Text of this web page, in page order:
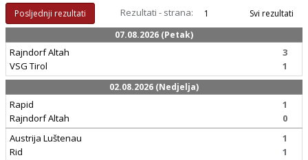
Posljednji rezultati Rezultati - strana: 1
Svi rezultati
07.08.2026 (Petak)
Rajndorf Altah
VSG Tirol
3
1
02.08.2026 (Nedjelja)
Rapid
Rajndorf Altah
1
0
Austrija Luštenau
Rid
1
1